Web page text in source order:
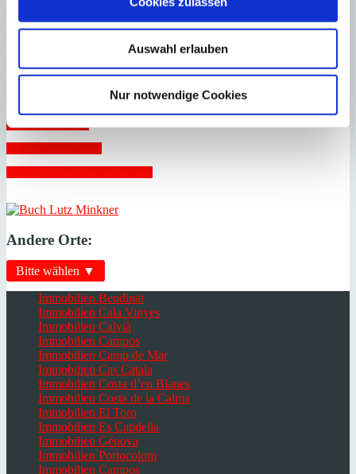
Auswahl erlauben
Nur notwendige Cookies
Schenkung von Immobilien
Unterverbriefung
Vollmachten
Andere Orte:
Bitte wählen ▼
Immobilien Bendinat
Immobilien Cala Vinyes
Immobilien Calvià
Immobilien Campos
Immobilien Camp de Mar
Immobilien Cas Catala
Immobilien Costa d’en Blanes
Immobilien Costa de la Calma
Immobilien El Toro
Immobilien Es Capdella
Immobilien Génova
Immobilien Portocolom
Immobilien Campos